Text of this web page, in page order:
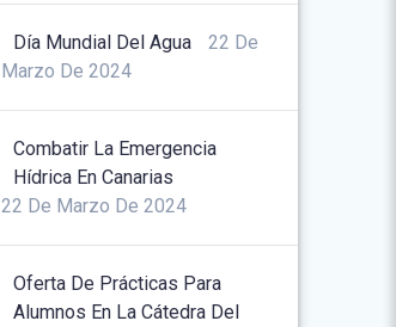
Día Mundial Del Agua
22 De
Marzo De 2024
Combatir La Emergencia
Hídrica En Canarias
22 De Marzo De 2024
Oferta De Prácticas Para
Alumnos En La Cátedra Del